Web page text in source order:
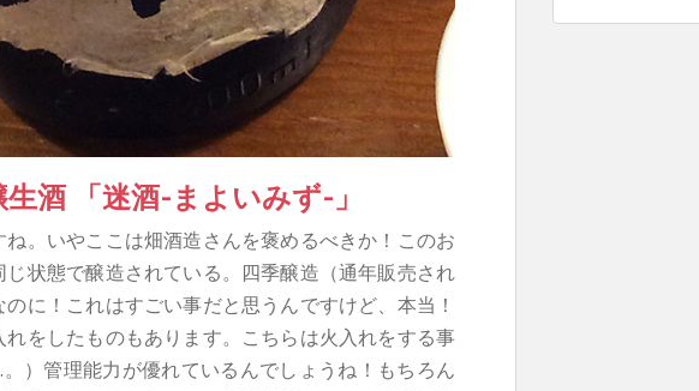
酒 「迷酒-まよいみず-」
。いやここは畑酒造さんを褒めるべきか！このお
状態で醸造されている。四季醸造（通年販売され
に！これはすごい事だと思うんですけど、本当！
れをしたものもあります。こちらは火入れをする事
）管理能力が優れているんでしょうね！もちろん